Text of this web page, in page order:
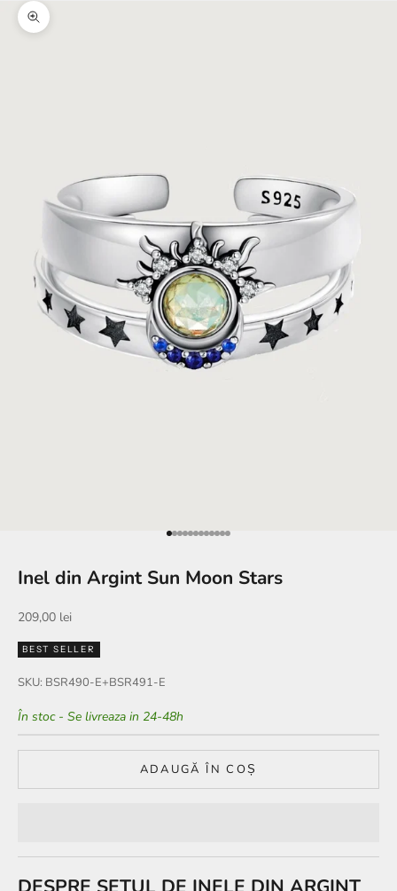
Mărește
Mergi la articolul 1
Mergi la articolul 2
Mergi la articolul 3
Mergi la articolul 4
Mergi la articolul 5
Mergi la articolul 6
Mergi la articolul 7
Mergi la articolul 8
Mergi la articolul 9
Mergi la articolul 10
Mergi la articolul 11
Mergi la articolul 12
Inel din Argint Sun Moon Stars
Preț redus
209,00 lei
BEST SELLER
SKU: BSR490-E+BSR491-E
În stoc - Se livreaza in 24-48h
ADAUGĂ ÎN COȘ